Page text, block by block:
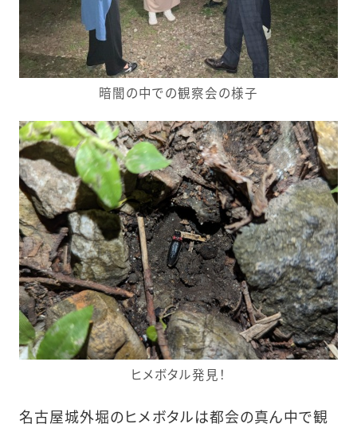
暗闇の中での観察会の様子
ヒメボタル発見！
名古屋城外堀のヒメボタルは都会の真ん中で観